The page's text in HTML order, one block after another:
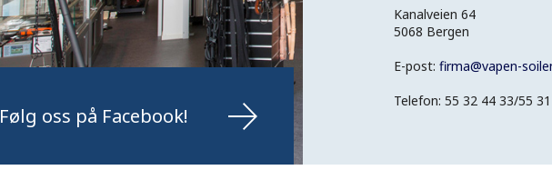
Følg oss på Facebook!
Kanalveien 64
5068 Bergen
E-post: firma@vapen-
Telefon: 55 32 44 33/55